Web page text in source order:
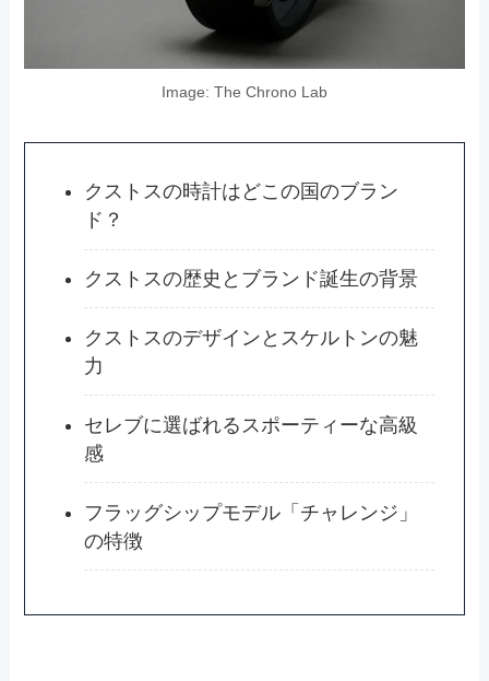
Image: The Chrono Lab
クストスの時計はどこの国のブラン
ド？
クストスの歴史とブランド誕生の背景
クストスのデザインとスケルトンの魅
力
セレブに選ばれるスポーティーな高級
感
フラッグシップモデル「チャレンジ」
の特徴